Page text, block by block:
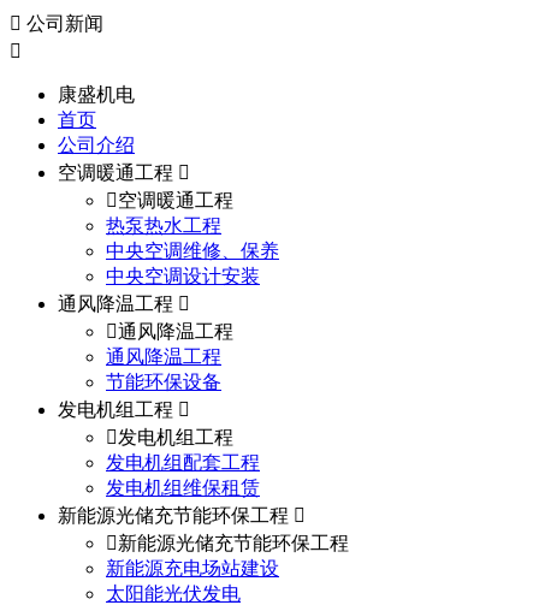
公司新闻
康盛机电
首页
公司介绍
空调暖通工程
空调暖通工程
热泵热水工程
中央空调维修、保养
中央空调设计安装
通风降温工程
通风降温工程
通风降温工程
节能环保设备
发电机组工程
发电机组工程
发电机组配套工程
发电机组维保租赁
新能源光储充节能环保工程
新能源光储充节能环保工程
新能源充电场站建设
太阳能光伏发电